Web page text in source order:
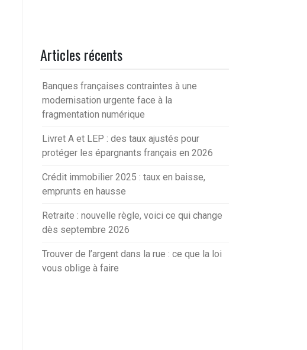
Articles récents
Banques françaises contraintes à une
modernisation urgente face à la
fragmentation numérique
Livret A et LEP : des taux ajustés pour
protéger les épargnants français en 2026
Crédit immobilier 2025 : taux en baisse,
emprunts en hausse
Retraite : nouvelle règle, voici ce qui change
dès septembre 2026
Trouver de l’argent dans la rue : ce que la loi
vous oblige à faire